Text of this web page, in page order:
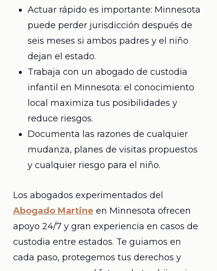
Actuar rápido es importante: Minnesota
puede perder jurisdicción después de
seis meses si ambos padres y el niño
dejan el estado.
Trabaja con un abogado de custodia
infantil en Minnesota: el conocimiento
local maximiza tus posibilidades y
reduce riesgos.
Documenta las razones de cualquier
mudanza, planes de visitas propuestos
y cualquier riesgo para el niño.
Los abogados experimentados del
Abogado Martine en Minnesota ofrecen
apoyo 24/7 y gran experiencia en casos de
custodia entre estados. Te guiamos en
cada paso, protegemos tus derechos y